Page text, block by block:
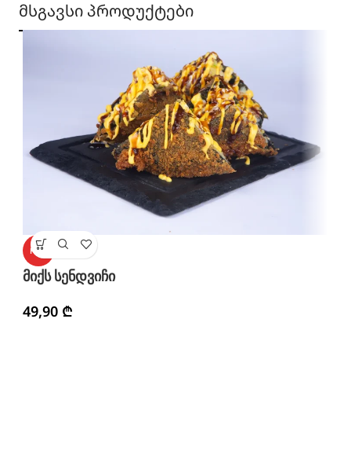
მსგავსი პროდუქტები
HOT
მიქს სენდვიჩი
49,90 ₾